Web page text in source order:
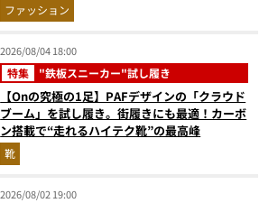
ファッション
2026/08/04 18:00
特集 "鉄板スニーカー"試し履き
【Onの究極の1足】PAFデザインの「クラウド
ブーム」を試し履き。街履きにも最適！カーボ
ン搭載で“走れるハイテク靴”の最高峰
靴
2026/08/02 19:00